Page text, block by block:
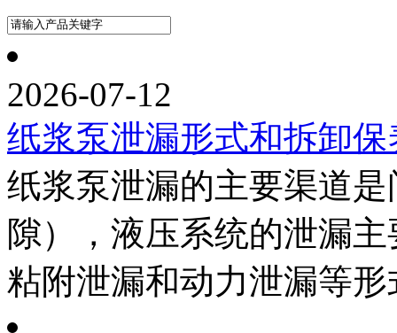
2026-07-12
纸浆泵泄漏形式和拆卸保
纸浆泵泄漏的主要渠道
隙），液压系统的泄漏
粘附泄漏和动力泄漏等形